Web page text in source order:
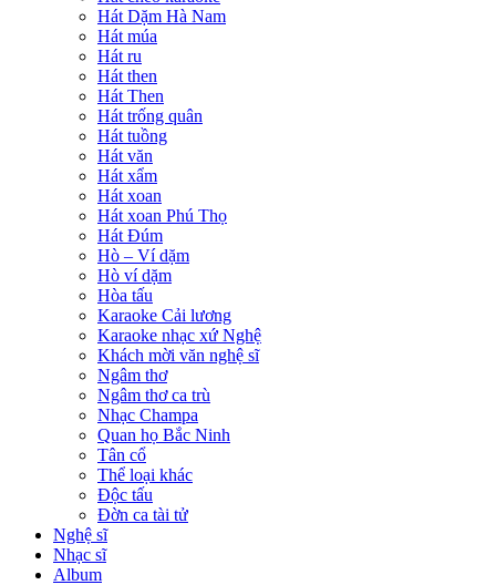
Hát Dặm Hà Nam
Hát múa
Hát ru
Hát then
Hát Then
Hát trống quân
Hát tuồng
Hát văn
Hát xẩm
Hát xoan
Hát xoan Phú Thọ
Hát Đúm
Hò – Ví dặm
Hò ví dặm
Hòa tấu
Karaoke Cải lương
Karaoke nhạc xứ Nghệ
Khách mời văn nghệ sĩ
Ngâm thơ
Ngâm thơ ca trù
Nhạc Champa
Quan họ Bắc Ninh
Tân cổ
Thể loại khác
Độc tấu
Đờn ca tài tử
Nghệ sĩ
Nhạc sĩ
Album